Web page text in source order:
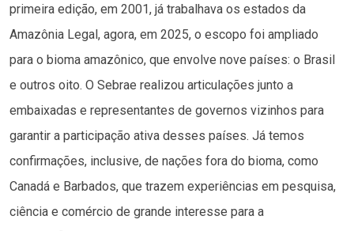
primeira edição, em 2001, já trabalhava os estados da
Amazônia Legal, agora, em 2025, o escopo foi ampliado
para o bioma amazônico, que envolve nove países: o Brasil
e outros oito. O Sebrae realizou articulações junto a
embaixadas e representantes de governos vizinhos para
garantir a participação ativa desses países. Já temos
confirmações, inclusive, de nações fora do bioma, como
Canadá e Barbados, que trazem experiências em pesquisa,
ciência e comércio de grande interesse para a